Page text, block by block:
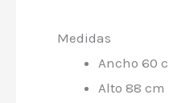
Medidas
Ancho 60
Alto 88 cm